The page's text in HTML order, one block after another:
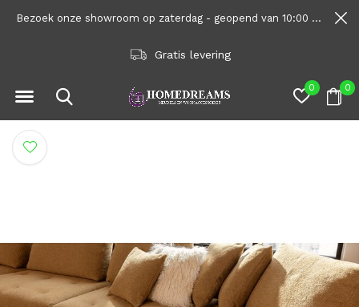
0 0
Gratis levering
Bezoek onze showroom op zaterdag - geopend van 10:00 tot 1600